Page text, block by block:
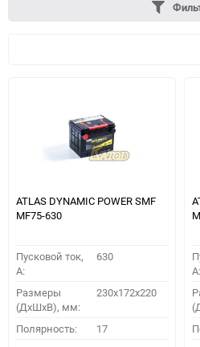
ATLAS DYNAMIC POWER SMF
MF75-630
Пусковой ток,
A:
630
Размеры
(ДхШхВ), мм:
230x172x220
Полярность: 17
A: